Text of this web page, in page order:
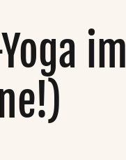
im